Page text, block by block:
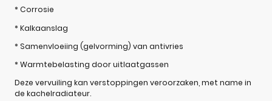
* Corrosie
* Kalkaanslag
* Samenvloeiing (gelvorming) van antivries
* Warmtebelasting door uitlaatgassen
Deze vervuiling kan verstoppingen veroorzaken, met name in
de kachelradiateur.